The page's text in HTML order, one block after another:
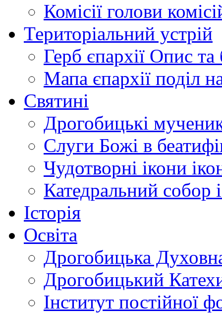
Комісії голови
Територіальний устрій
Герб єпархії Опис та
Мапа єпархії поділ
Святині
Дрогобицькі
Слуги Божі в
Чудотворні ікони
Катедральний собор
Історія
Освіта
Дрогобицька
Дрогобицький
Інститут постійної